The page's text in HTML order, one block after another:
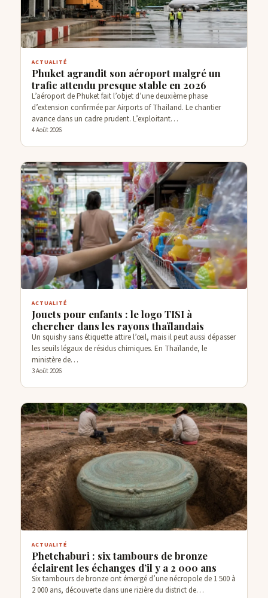
ACTUALITÉ
Phuket agrandit son aéroport malgré un
trafic attendu presque stable en 2026
L’aéroport de Phuket fait l’objet d’une deuxième phase
d’extension confirmée par Airports of Thailand. Le chantier
avance dans un cadre prudent. L’exploitant…
4 Août 2026
ACTUALITÉ
Jouets pour enfants : le logo TISI à
chercher dans les rayons thaïlandais
Un squishy sans étiquette attire l’œil, mais il peut aussi dépasser
les seuils légaux de résidus chimiques. En Thaïlande, le
ministère de…
3 Août 2026
ACTUALITÉ
Phetchaburi : six tambours de bronze
éclairent les échanges d’il y a 2 000 ans
Six tambours de bronze ont émergé d’une nécropole de 1 500 à
2 000 ans, découverte dans une rizière du district de…